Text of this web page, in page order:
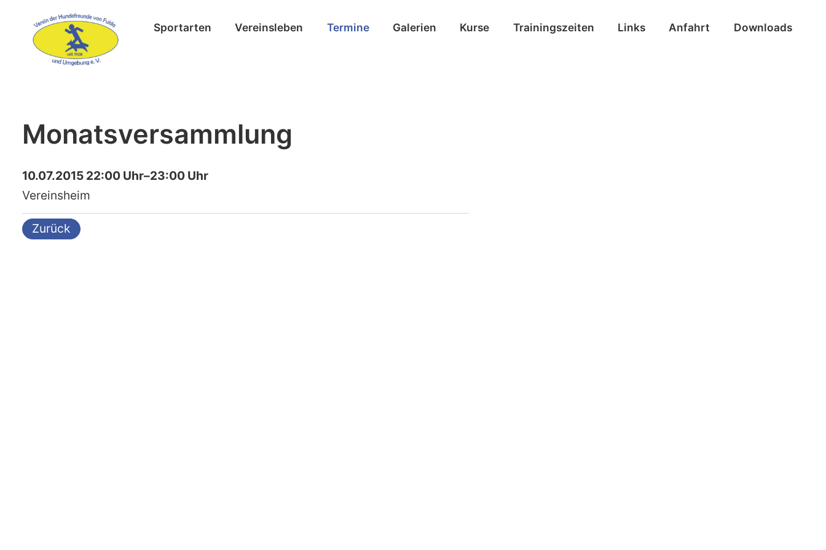
Sportarten Vereinsleben Termine Galerien Kurse Trainingszeiten Links Anfahrt Downloads
Monatsversammlung
10.07.2015 22:00 Uhr–23:00 Uhr
Vereinsheim
Zurück